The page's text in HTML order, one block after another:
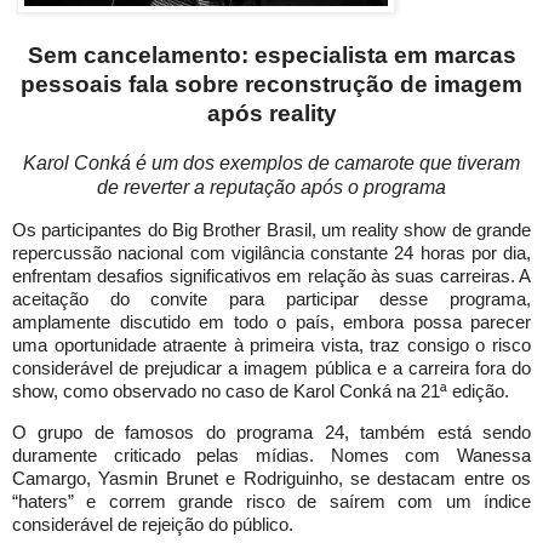
Sem cancelamento: especialista em marcas
pessoais fala sobre reconstrução de imagem
após reality
Karol Conká é um dos exemplos de camarote que tiveram
de reverter a reputação após o programa
Os participantes do Big Brother Brasil, um reality show de grande
repercussão nacional com vigilância constante 24 horas por dia,
enfrentam desafios significativos em relação às suas carreiras. A
aceitação do convite para participar desse programa,
amplamente discutido em todo o país, embora possa parecer
uma oportunidade atraente à primeira vista, traz consigo o risco
considerável de prejudicar a imagem pública e a carreira fora do
show, como observado no caso de Karol Conká na 21ª edição.
O grupo de famosos do programa 24, também está sendo
duramente criticado pelas mídias. Nomes com Wanessa
Camargo, Yasmin Brunet e Rodriguinho, se destacam entre os
“haters” e correm grande risco de saírem com um índice
considerável de rejeição do público.